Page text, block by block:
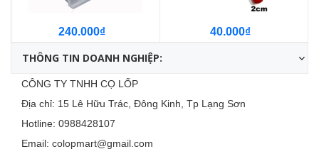
240.000₫ 40.000₫
THÔNG TIN DOANH NGHIỆP:
CÔNG TY TNHH CỌ LỐP
Địa chỉ: 15 Lê Hữu Trác, Đông Kinh, Tp Lạng Sơn
Hotline: 0988428107
Email: colopmart@gmail.com